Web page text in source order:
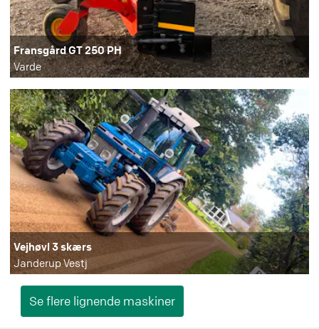
Fransgård GT 250 PH
Varde
Vejhøvl 3 skærs
Janderup Vestj